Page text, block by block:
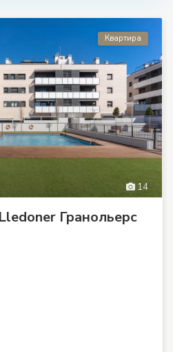
14
Квартира
Гранольерс